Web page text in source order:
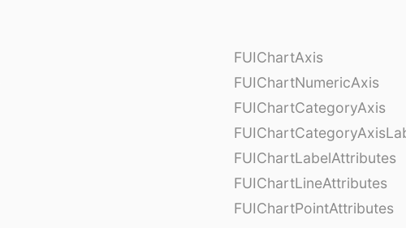
FUIChartAxis
FUIChartNumericAxis
FUIChartCategoryAxis
FUIChartLabelAttributes
FUIChartLineAttributes
FUIChartPointAttributes